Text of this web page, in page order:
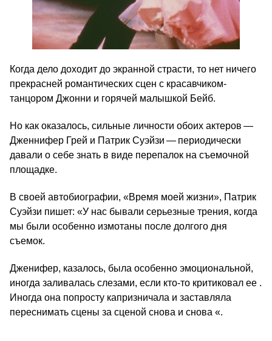
Когда дело доходит до экранной страсти, то нет ничего
прекрасней романтических сцен с красавчиком-
танцором Джонни и горячей малышкой Бейб.
Но как оказалось, сильные личности обоих актеров —
Дженнифер Грей и Патрик Суэйзи — периодически
давали о себе знать в виде перепалок на съемочной
площадке.
В своей автобиографии, «Время моей жизни», Патрик
Суэйзи пишет: «У нас бывали серьезные трения, когда
мы были особенно измотаны после долгого дня
съемок.
Дженифер, казалось, была особенно эмоциональной,
иногда заливалась слезами, если кто-то критиковал ее .
Иногда она попросту капризничала и заставляла
переснимать сцены за сценой снова и снова «.